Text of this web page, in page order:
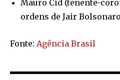
Mauro Cid (tenente-
ordens de Jair
Fonte: Agência Brasil